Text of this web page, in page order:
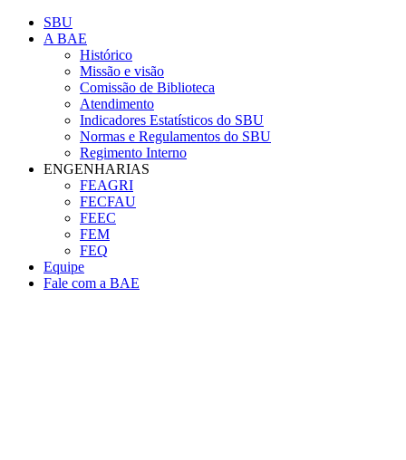
Conteúdo principal
SBU
A BAE
Histórico
Missão e visão
Comissão de Biblioteca
Atendimento
Indicadores Estatísticos do SBU
Normas e Regulamentos do SBU
Regimento Interno
ENGENHARIAS
FEAGRI
FECFAU
FEEC
FEM
FEQ
Equipe
Fale com a BAE